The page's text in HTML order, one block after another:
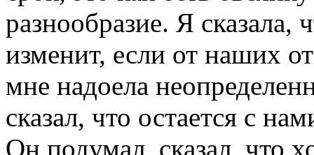
разнообразие. Я сказала,
изменит, если от наших
мне надоела
сказал, что остается с
Он подумал, сказал, что